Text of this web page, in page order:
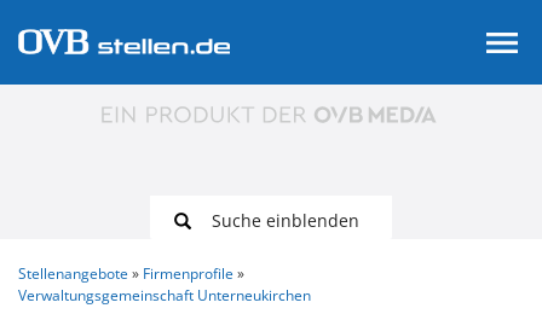
Suche einblenden
Stellenangebote
Firmenprofile
Verwaltungsgemeinschaft Unterneukirchen